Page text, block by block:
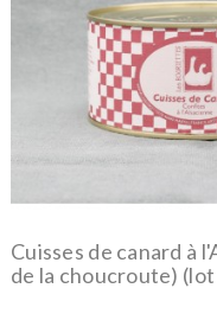
Cuisses de canard à
de la choucroute) (lot